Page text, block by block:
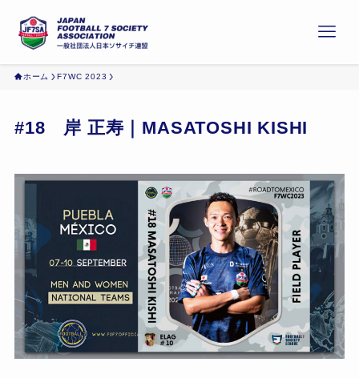
ホーム F7WC 2023
#18 岸 正寿｜MASATOSHI KISHI